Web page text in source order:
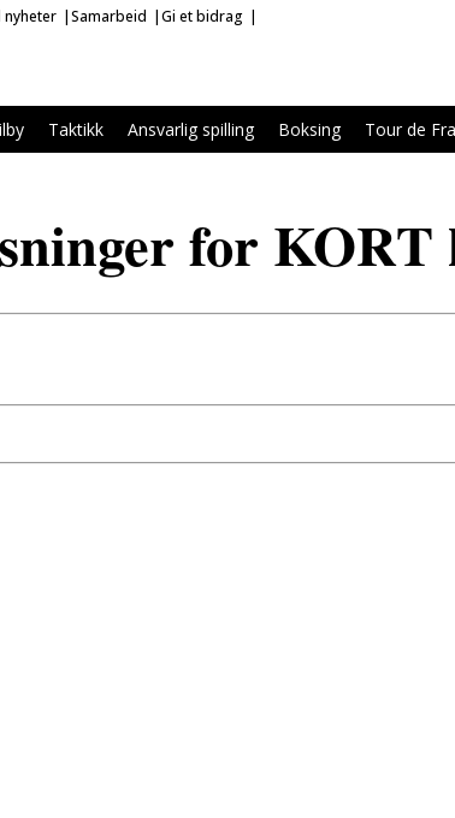
nyheter Samarbeid Gi et bidrag
Taktikk Ansvarlig spilling Boksing Tour de
for KORT